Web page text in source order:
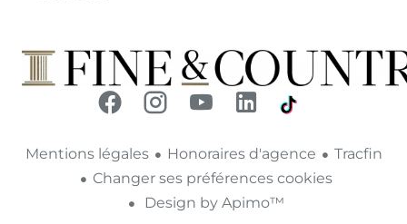
Mentions légales Honoraires d'agence
Tracfin
Changer ses préférences cookies
Design by Apimo™